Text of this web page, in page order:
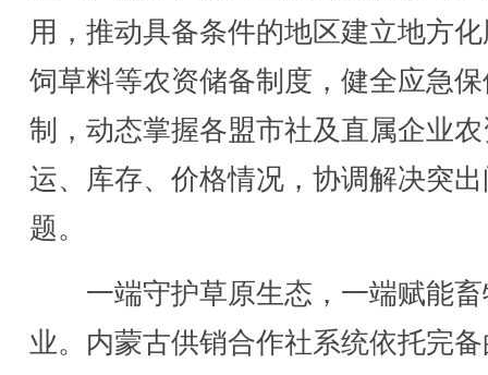
用，推动具备条件的地区建立地方
饲草料等农资储备制度，健全应急
制，动态掌握各盟市社及直属企业
运、库存、价格情况，协调解决突
题。
一端守护草原生态，一端赋能畜
业。内蒙古供销合作社系统依托完